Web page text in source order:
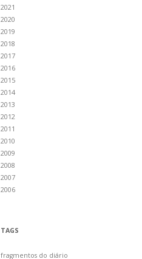
2021
2020
2019
2018
2017
2016
2015
2014
2013
2012
2011
2010
2009
2008
2007
2006
TAGS
fragmentos do diário